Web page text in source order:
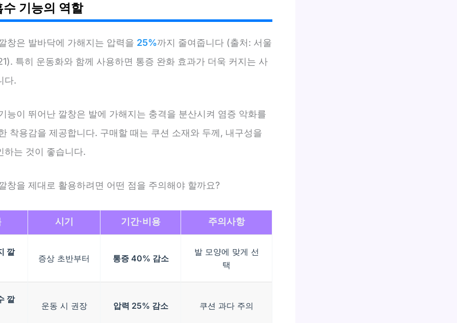
수 기능의 역할
창은 발바닥에 가해지는 압력을 25%까지 줄여줍니다 (출처: 서울
특히 운동화와 함께 사용하면 통증 완화 효과가 더욱 커지는 사
다.
능이 뛰어난 깔창은 발에 가해지는 충격을 분산시켜 염증 악화를
착용감을 제공합니다. 구매할 때는 쿠션 소재와 두께, 내구성을
하는 것이 좋습니다.
창을 제대로 활용하려면 어떤 점을 주의해야 할까요?
시기 기간·비용 주의사항
깔
증상 초반부터 통증 40% 감소
발 모양에 맞게 선
택
깔
운동 시 권장 압력 25% 감소 쿠션 과다 주의